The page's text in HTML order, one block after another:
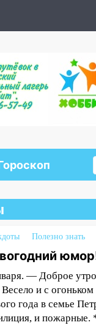
Полезно знать
— Доброе
и с
года в семье
и